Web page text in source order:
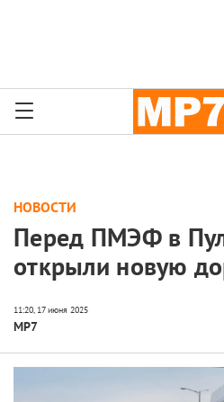
НОВОСТИ
Перед ПМЭФ в
открыли новую
МР7